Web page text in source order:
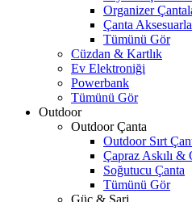
Organizer
Çanta
Tümünü Gör
Cüzdan & Kartlık
Ev Elektroniği
Powerbank
Tümünü Gör
Outdoor
Outdoor Çanta
Outdoor Sırt
Çapraz Askılı &
Soğutucu Çanta
Tümünü Gör
Güç & Şarj